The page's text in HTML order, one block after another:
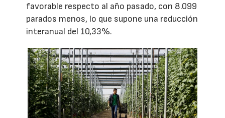
favorable respecto al año pasado, con 8.099
parados menos, lo que supone una reducción
interanual del 10,33%.